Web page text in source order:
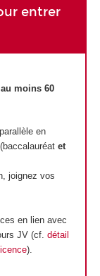
entrer
moins 60
en
et
joignez vos
en lien avec
JV (cf. détail
).